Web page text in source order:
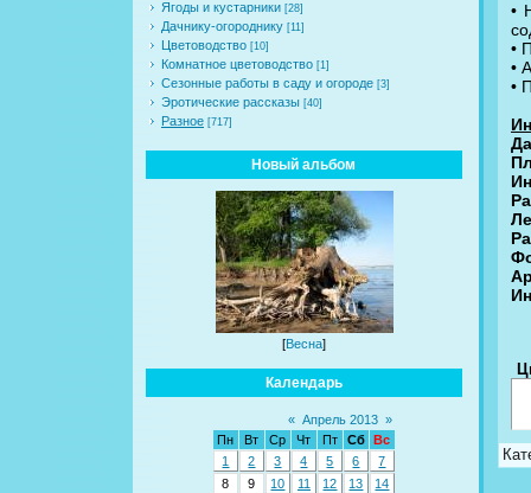
Ягоды и кустарники [28]
Дачнику-огороднику [11]
Цветоводство [10]
Комнатное цветоводство [1]
Сезонные работы в саду и огороде [3]
Эротические рассказы [40]
Разное [717]
Новый альбом
[Весна]
Календарь
« Апрель 2013 »
Пн
Вт Ср Чт Пт Сб
Вс
1
2 3 4 5 6
7
8
9 10 11 12 13
14
•
•
•
•